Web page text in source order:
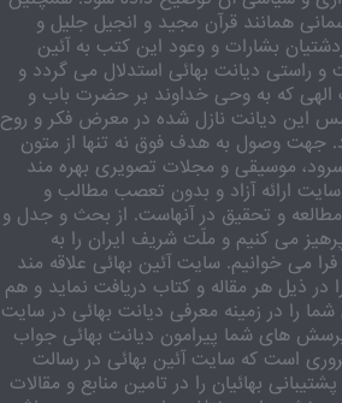
همانند قرآن مجید و انجیل جلیل و
بشارات و وعود این کتب به آئین
راستی دیانت بهائی استدلال می گردد و
که به وحی خداوند بر حضرت باب و
این دیانت نازل شده در معرض فکر و روح
جهت وصول به هدف فوق نه تنها از متون
سرود، موسیقی و مجلات تصویری بهره مند
ارائه آزاد و بدون تعصب مطالب و
و تحقیق در آنهاست. از بحث و جدل و
می کنیم و ملّت شریف ایران را به
می خوانیم. سایت آئین بهائی علاقه مند
در ذیل هر مقاله و کتاب دریافت نماید و هم
را در زمینه معرفی دیانت بهائی در سایت
های شما پیرامون دیانت بهائی جواب
است که سایت آئین بهائی در رسالت
بهائیان را در تامین منابع و مقالات